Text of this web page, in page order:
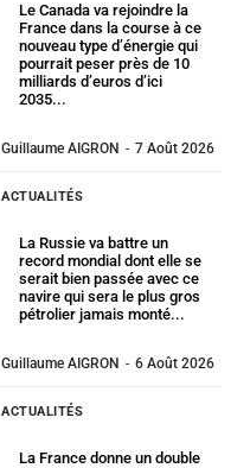
Le Canada va rejoindre la
France dans la course à ce
nouveau type d’énergie qui
pourrait peser près de 10
milliards d’euros d’ici
2035...
Guillaume AIGRON - 7 Août 2026
ACTUALITÉS
La Russie va battre un
record mondial dont elle se
serait bien passée avec ce
navire qui sera le plus gros
pétrolier jamais monté...
Guillaume AIGRON - 6 Août 2026
ACTUALITÉS
La France donne un double